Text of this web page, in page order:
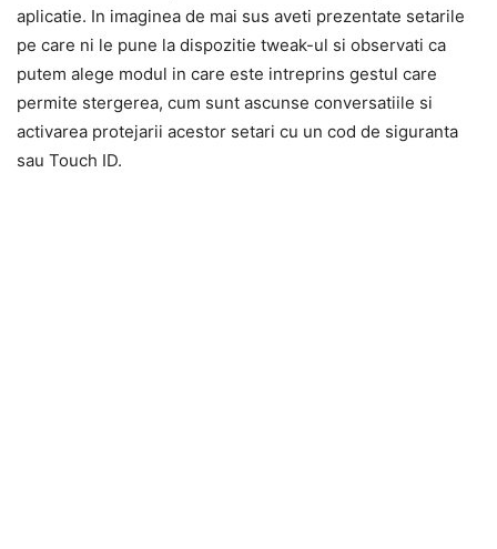
aplicatie. In imaginea de mai sus aveti prezentate setarile
pe care ni le pune la dispozitie tweak-ul si observati ca
putem alege modul in care este intreprins gestul care
permite stergerea, cum sunt ascunse conversatiile si
activarea protejarii acestor setari cu un cod de siguranta
sau Touch ID.